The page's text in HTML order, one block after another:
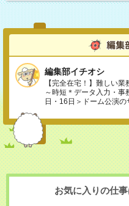
編集部イチオシ
【完全在宅！】難しい
～時短＊データ入力・事
日・16日＞ドーム公演
お気に入りの仕